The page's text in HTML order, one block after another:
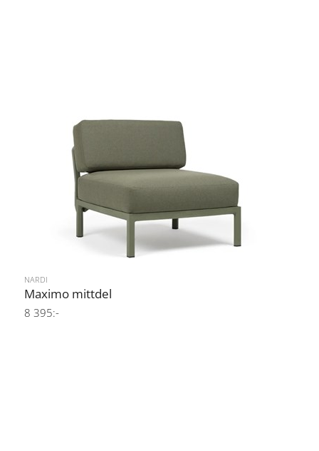
NARDI
Maximo mittdel
8 395:-